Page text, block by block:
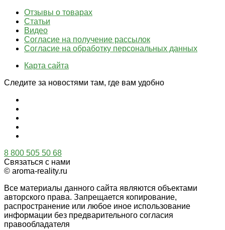
Отзывы о товарах
Статьи
Видео
Согласие на получение рассылок
Согласие на обработку персональных данных
Карта сайта
Следите за новостями там, где вам удобно
8 800 505 50 68
Связаться с нами
© aroma-reality.ru
Все материалы данного сайта являются объектами
авторского права. Запрещается копирование,
распространение или любое иное использование
информации без предварительного согласия
правообладателя